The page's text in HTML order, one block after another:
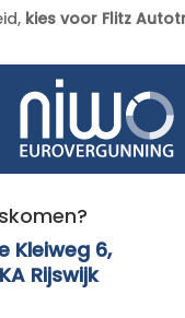
kies voor Flitz
Kleiweg 6,
Rijswijk